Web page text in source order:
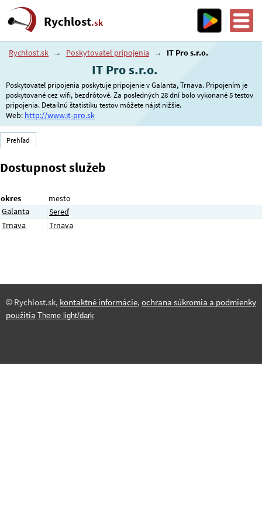
Rychlost.sk
Rychlost.sk → Poskytovateľ pripojenia → IT Pro s.r.o.
IT Pro s.r.o.
Poskytovateľ pripojenia poskytuje pripojenie v Galanta, Trnava. Pripojením je
poskytované cez wifi, bezdrôtové. Za posledných 28 dní bolo vykonané 5 testov
pripojenia. Detailnú štatistiku testov môžete nájsť nižšie.
Web: http://www.it-pro.sk
Prehľad
Dostupnost služeb
okres
mesto
Galanta
Sereď
Trnava
Trnava
© Rychlost.sk, kontaktné informácie, ochrana súkromia a podmienky
použitia Theme light/dark